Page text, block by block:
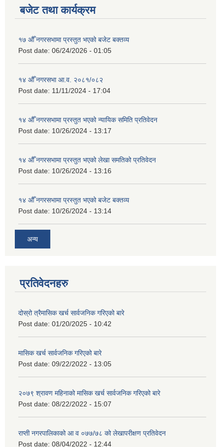
बजेट तथा कार्यक्रम
१७ औँ नगरसभामा प्रस्तुत भएको बजेट बक्तव्य
Post date: 06/24/2026 - 01:05
१४ औँ नगरसभा आ.व. २०८१/०८२
Post date: 11/11/2024 - 17:04
१४ औँ नगरसभामा प्रस्तुत भएको न्यायिक समिति प्रतिवेदन
Post date: 10/26/2024 - 13:17
१४ औँ नगरसभामा प्रस्तुत भएको लेखा समतिको प्रतिवेदन
Post date: 10/26/2024 - 13:16
१४ औँ नगरसभामा प्रस्तुत भएको बजेट बक्तव्य
Post date: 10/26/2024 - 13:14
अन्य
प्रतिवेदनहरु
दोस्रो त्रैमासिक खर्च सार्वजनिक गरिएको बारे
Post date: 01/20/2025 - 10:42
मासिक खर्च सार्वजनिक गरिएको बारे
Post date: 09/22/2022 - 13:05
२०७९ श्रावण महिनाको मासिक खर्च सार्वजनिक गरिएको बारे
Post date: 08/22/2022 - 15:07
राप्ती नगरपालिकाको आ व ०७७/७८ को लेखापरीक्षण प्रतिवेदन
Post date: 08/04/2022 - 12:44